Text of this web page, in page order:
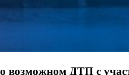
возможном ДТП с